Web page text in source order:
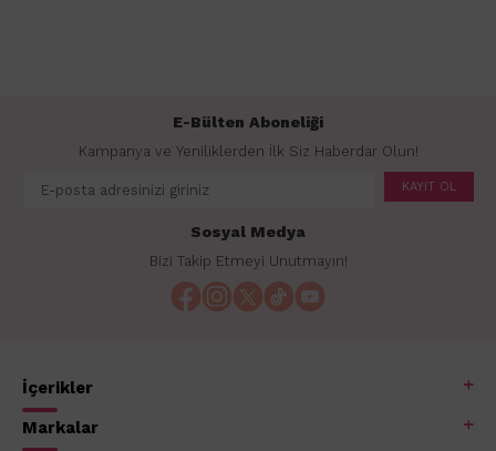
E-Bülten Aboneliği
Kampanya ve Yeniliklerden İlk Siz Haberdar Olun!
KAYIT OL
Sosyal Medya
Bizi Takip Etmeyi Unutmayın!
İçerikler
Markalar